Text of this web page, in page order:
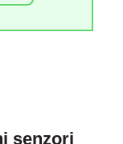
senzori